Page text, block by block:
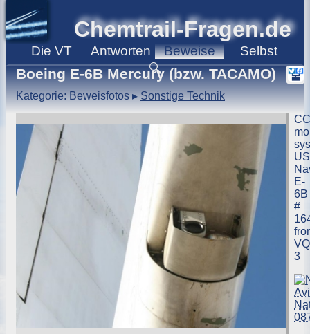
Chemtrail-Fragen.de
Die VT Antworten Beweise
Selbst
🔍
Boeing E-6B Mercury (bzw. TACAMO)
Kategorie: Beweisfotos▸Sonstige Technik
US
E-
6B
#
3